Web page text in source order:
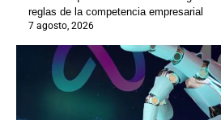
reglas de la competencia empresarial
7 agosto, 2026